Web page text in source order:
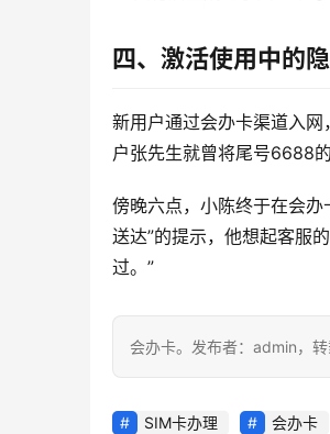
四、激活使用中的
新用户通过会办卡渠道入
户张先生就曾将尾号6688
傍晚六点，小陈终于在会
送达”的提示，他想起客服
过。”
会办卡。发布者：admin，转
SIM卡办理 会办卡